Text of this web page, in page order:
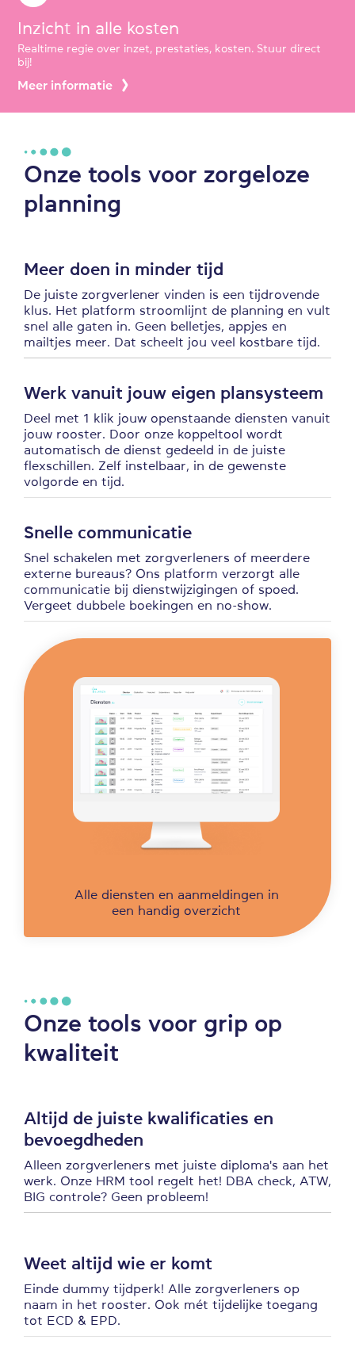
Inzicht in alle kosten
Realtime regie over inzet, prestaties, kosten. Stuur direct
bij!
Meer informatie
Onze tools voor zorgeloze
planning
Meer doen in minder tijd
De juiste zorgverlener vinden is een tijdrovende
klus. Het platform stroomlijnt de planning en vult
snel alle gaten in. Geen belletjes, appjes en
mailtjes meer. Dat scheelt jou veel kostbare tijd.
Werk vanuit jouw eigen plansysteem
Deel met 1 klik jouw openstaande diensten vanuit
jouw rooster. Door onze koppeltool wordt
automatisch de dienst gedeeld in de juiste
flexschillen. Zelf instelbaar, in de gewenste
volgorde en tijd.
Snelle communicatie
Snel schakelen met zorgverleners of meerdere
externe bureaus? Ons platform verzorgt alle
communicatie bij dienstwijzigingen of spoed.
Vergeet dubbele boekingen en no-show.
Alle diensten en aanmeldingen in
een handig overzicht
Onze tools voor grip op
kwaliteit
Altijd de juiste kwalificaties en
bevoegdheden
Alleen zorgverleners met juiste diploma's aan het
werk. Onze HRM tool regelt het! DBA check, ATW,
BIG controle? Geen probleem!
Weet altijd wie er komt
Einde dummy tijdperk! Alle zorgverleners op
naam in het rooster. Ook mét tijdelijke toegang
tot ECD & EPD.